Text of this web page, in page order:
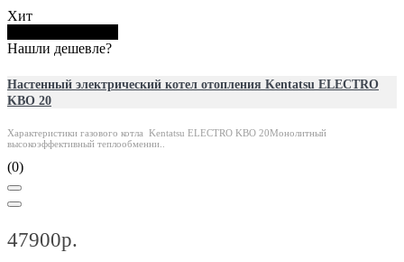
Хит
Нашли дешевле?
Настенный электрический котел отопления Kentatsu ELECTRO
KBO 20
Характеристики газового котла Kentatsu ELECTRO KBO 20Монолитный
высокоэффективный теплообменни..
(0)
47900р.